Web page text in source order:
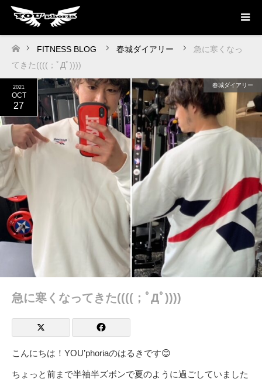
ホーム
FITNESS BLOG 春城ダイアリー
急に寒くなっ
てきた((((；ﾟДﾟ))))
2021
OCT
27
春城ダイアリー
急に寒くなってきた((((；ﾟДﾟ))))
こんにちは！YOU’phoriaのはるきです😊
ちょっと前まで半袖半ズボンで夏のように過ごしていました